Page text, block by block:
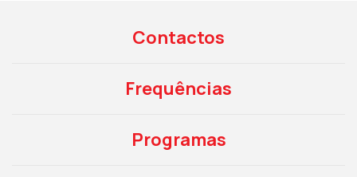
Contactos
Frequências
Programas